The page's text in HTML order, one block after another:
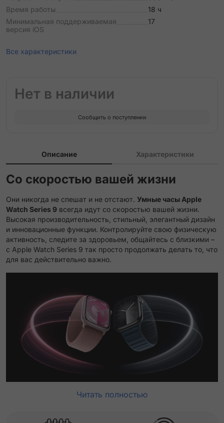
Время работы
18 ч
Минимальная поддерживаемая
версия iOS
17
Все характеристики
Нет в наличии
Сообщить о поступлении
Описание Характеристики
Со скоростью вашей жизни
Они никогда не спешат и не отстают. Умные часы Apple
Watch Series 9 всегда идут со скоростью вашей жизни.
Высокая производительность, стильный, элегантный дизайн
и инновационные функции. Контролируйте свою физическую
активность, следите за здоровьем, общайтесь с близкими –
с Apple Watch Series 9 так просто продолжать делать то, что
для вас действительно важно.
Читать полностью